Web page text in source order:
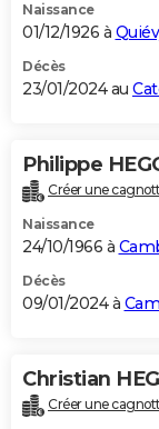
Naissance
01/12/1926 à
Décès
23/01/2024 au
Philippe
Créer une
Naissance
24/10/1966 à
Décès
09/01/2024 à
Christian
Créer une